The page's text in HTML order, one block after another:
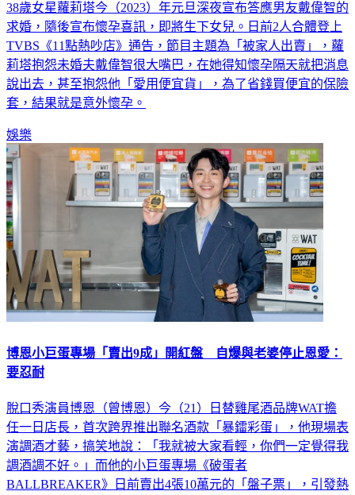
38歲女星蘿莉塔今（2023）年元旦深夜宣布答應男友戴偉智的
求婚，隨後宣布懷孕喜訊，即將生下女兒。日前2人合體登上
TVBS《11點熱吵店》通告，節目主題為「被家人出賣」，蘿
莉塔抱怨未婚夫戴偉智很大嘴巴，在她得知懷孕隔天就把消息
說出去，甚至抱怨他「愛用便宜貨」，為了省錢買便宜的保險
套，結果就是意外懷孕。
娛樂
博恩小巨蛋專場「賣出9成」開紅盤 自爆與老婆停止恩愛：
要忍耐
脫口秀演員博恩（曾博恩）今（21）日替雞尾酒品牌WAT擔
任一日店長，首次跨界推出聯名酒款「暴鐳彩蛋」，他現場表
演調酒才藝，搞笑地說：「我就被大家看輕，你們一定覺得我
調酒調不好。」而他的小巨蛋專場《破蛋者
BALLBREAKER》日前賣出4張10萬元的「盤子票」，引發熱